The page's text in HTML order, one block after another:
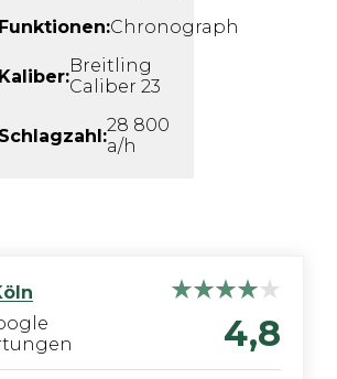
Funktionen:Chronograph
Kaliber:Breitling
Caliber 23
Schlagzahl:28 800
a/h
4,8